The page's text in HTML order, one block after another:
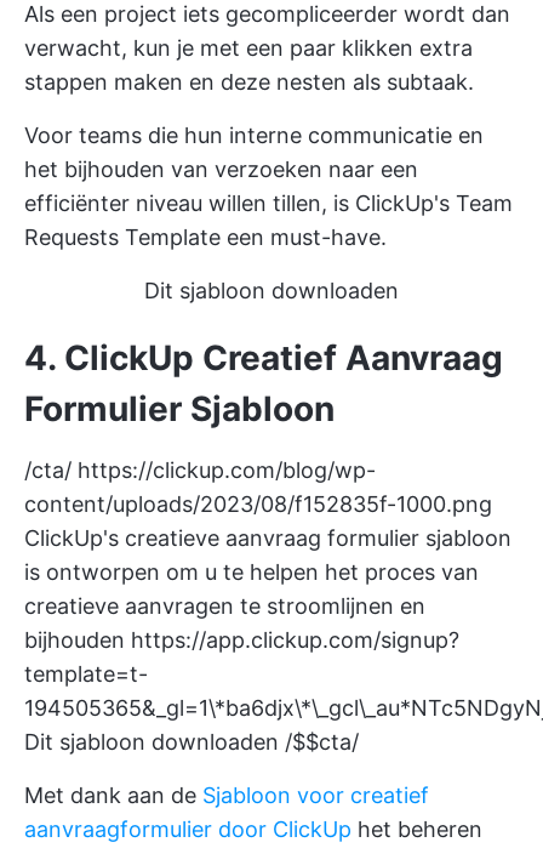
Als een project iets gecompliceerder wordt dan
verwacht, kun je met een paar klikken extra
stappen maken en deze nesten als subtaak.
Voor teams die hun interne communicatie en
het bijhouden van verzoeken naar een
efficiënter niveau willen tillen, is ClickUp's Team
Requests Template een must-have.
Dit sjabloon downloaden
4. ClickUp Creatief Aanvraag
Formulier Sjabloon
/cta/ https://clickup.com/blog/wp-
content/uploads/2023/08/f152835f-1000.png
ClickUp's creatieve aanvraag formulier sjabloon
is ontworpen om u te helpen het proces van
creatieve aanvragen te stroomlijnen en
bijhouden https://app.clickup.com/signup?
template=t-
Dit sjabloon downloaden /$$cta/
Met dank aan de Sjabloon voor creatief
aanvraagformulier door ClickUp het beheren